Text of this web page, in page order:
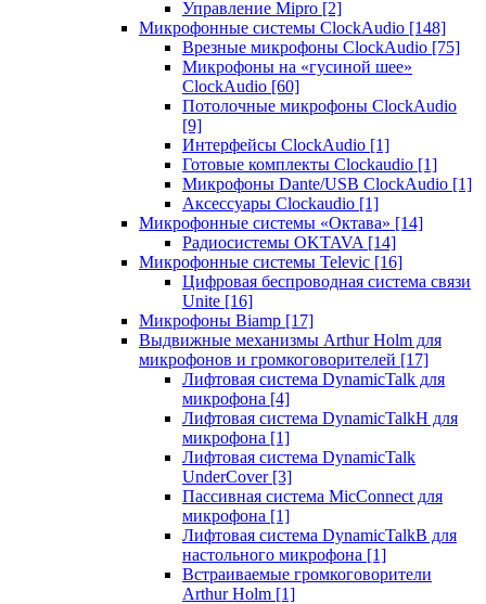
Управление Mipro [2]
Микрофонные системы ClockAudio [148]
Врезные микрофоны ClockAudio [75]
Микрофоны на «гусиной шее»
ClockAudio [60]
Потолочные микрофоны ClockAudio
[9]
Интерфейсы ClockAudio [1]
Готовые комплекты Clockaudio [1]
Микрофоны Dante/USB ClockAudio [1]
Аксессуары Clockaudio [1]
Микрофонные системы «Октава» [14]
Радиосистемы OKTAVA [14]
Микрофонные системы Televic [16]
Цифровая беспроводная система связи
Unite [16]
Микрофоны Biamp [17]
Выдвижные механизмы Arthur Holm для
микрофонов и громкоговорителей [17]
Лифтовая система DynamicTalk для
микрофона [4]
Лифтовая система DynamicTalkH для
микрофона [1]
Лифтовая система DynamicTalk
UnderCover [3]
Пассивная система MicConnect для
микрофона [1]
Лифтовая система DynamicTalkB для
настольного микрофона [1]
Встраиваемые громкоговорители
Arthur Holm [1]